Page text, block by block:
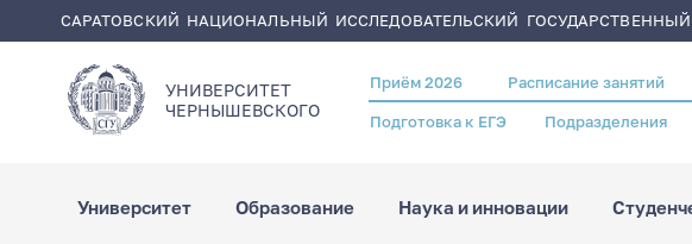
САРАТОВСКИЙ НАЦИОНАЛЬНЫЙ ИССЛЕДОВАТЕЛЬСКИЙ
УНИВЕРСИТЕТ
ЧЕРНЫШЕВСКОГO
Header
menu
Приём 2026 Расписание занятий
Подготовка к ЕГЭ Подразделения
Университет Образование Наука и инновации